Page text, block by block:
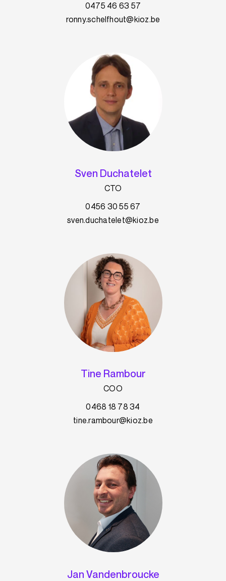
0475 46 63 57
ronny.schelfhout@kioz.be
Sven Duchatelet
CTO
0456 30 55 67
sven.duchatelet@kioz.be
Tine Rambour
COO
0468 18 78 34
tine.rambour@kioz.be
Jan Vandenbroucke